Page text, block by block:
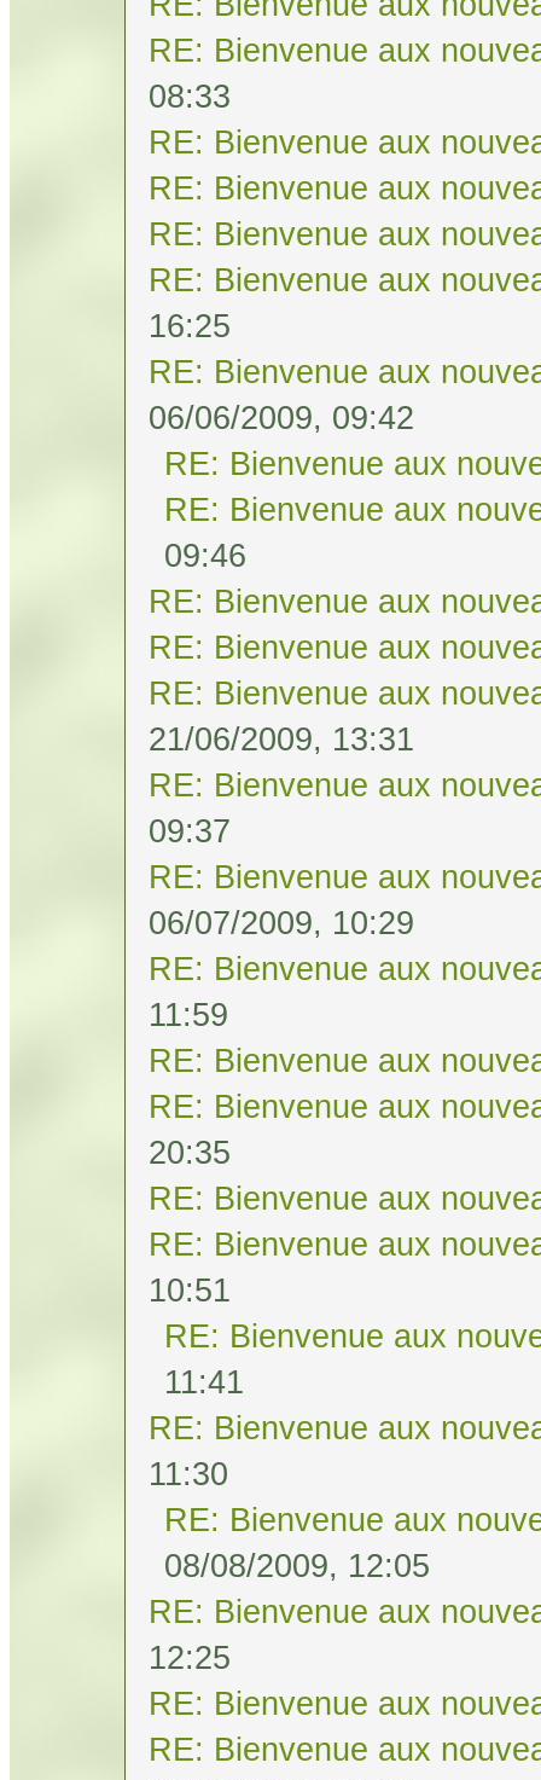
RE: Bienvenue aux
08:33
RE: Bienvenue aux
RE: Bienvenue aux
RE: Bienvenue aux
RE: Bienvenue aux
16:25
RE: Bienvenue aux
06/06/2009, 09:42
RE: Bienvenue aux
RE: Bienvenue aux
09:46
RE: Bienvenue aux
RE: Bienvenue aux
RE: Bienvenue aux
21/06/2009, 13:31
RE: Bienvenue aux
09:37
RE: Bienvenue aux
06/07/2009, 10:29
RE: Bienvenue aux
11:59
RE: Bienvenue aux
RE: Bienvenue aux
20:35
RE: Bienvenue aux
RE: Bienvenue aux
10:51
RE: Bienvenue aux
11:41
RE: Bienvenue aux
11:30
RE: Bienvenue aux
08/08/2009, 12:05
RE: Bienvenue aux
12:25
RE: Bienvenue aux
RE: Bienvenue aux